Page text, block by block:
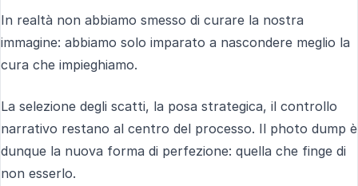
In realtà non abbiamo smesso di curare la nostra
immagine: abbiamo solo imparato a nascondere meglio la
cura che impieghiamo.
La selezione degli scatti, la posa strategica, il controllo
narrativo restano al centro del processo. Il photo dump è
dunque la nuova forma di perfezione: quella che finge di
non esserlo.